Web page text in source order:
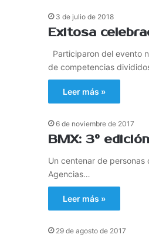
3 de julio de 2018
Exitosa
Participaron del evento
de competencias
Leer más »
6 de noviembre de 2017
BMX: 3°
Un centenar de
Agencias…
Leer más »
29 de agosto de 2017